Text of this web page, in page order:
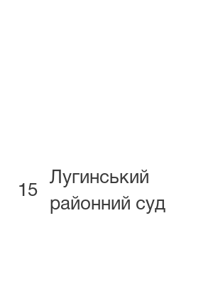
15
Лугинський
районний суд